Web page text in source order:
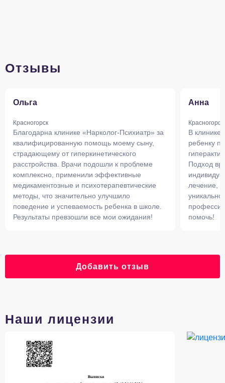
Отзывы
Ольга
Красногорск
Благодарна клинике «Нарколог-Психиатр» за
квалифицированную помощь моему сыну,
страдающему от гиперкинетического
расстройства. Врачи подошли к проблеме
комплексно, применили эффективные
медикаментозные и психотерапевтические
методы, что значительно улучшило
поведение и успеваемость ребенка в школе.
Результаты превзошли все мои ожидания!
Анна
Красногорск
В клинике
ребенку
Подход
лечение,
помочь!
Добавить отзыв
Наши лицензии